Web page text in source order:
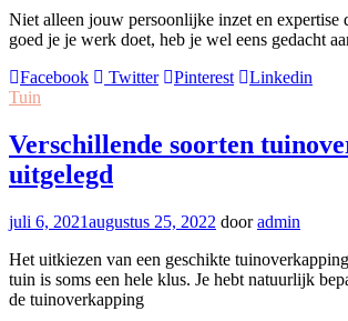
Niet alleen jouw persoonlijke inzet en expertise
goed je je werk doet, heb je wel eens gedacht
Facebook
Twitter Pinterest
Linkedin
Tuin
Verschillende soorten
uitgelegd
juli 6, 2021augustus 25, 2022 dooradmin
Het uitkiezen van een geschikte
tuin is soms een hele klus. Je hebt natuurlijk
de tuinoverkapping